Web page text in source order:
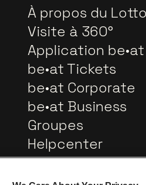
À propos du
Visite à 360°
Application be•at
be•at Tickets
be•at Corporate
be•at Business
Groupes
Helpcenter
Contact